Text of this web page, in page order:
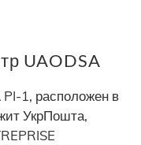
UAODSA
1, расположен в
УкрПошта,